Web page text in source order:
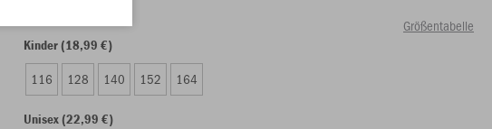
Größentabelle
Kinder (18,99 €)
116 128 140 152 164
Unisex (22,99 €)